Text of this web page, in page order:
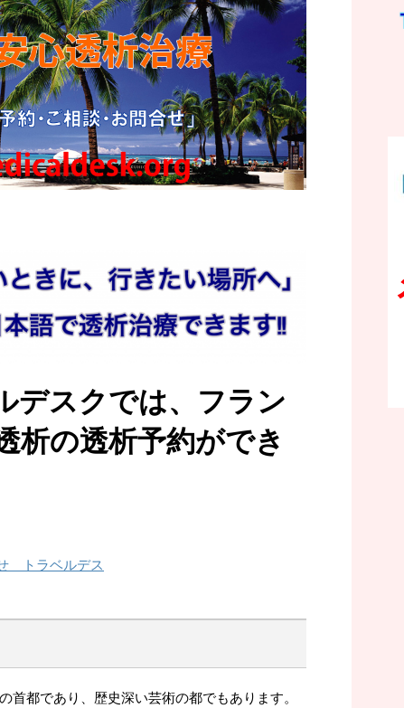
デスクでは、フラン
析の透析予約ができ
首都であり、歴史深い芸術の都でもあります。